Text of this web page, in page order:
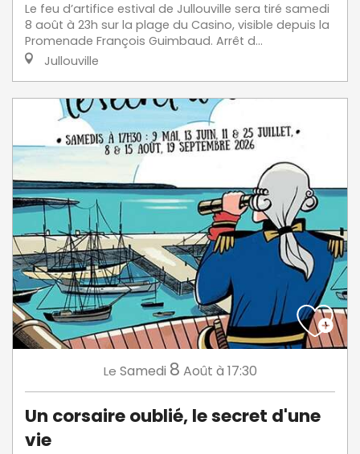
Le feu d’artifice estival de Jullouville sera tiré samedi
8 août à 23h sur la plage du Casino, visible depuis la
Promenade François Guimbaud. Arrêt d...
Jullouville
Le Samedi 8 Août à 17:30
Un corsaire oublié, le secret d'une
vie